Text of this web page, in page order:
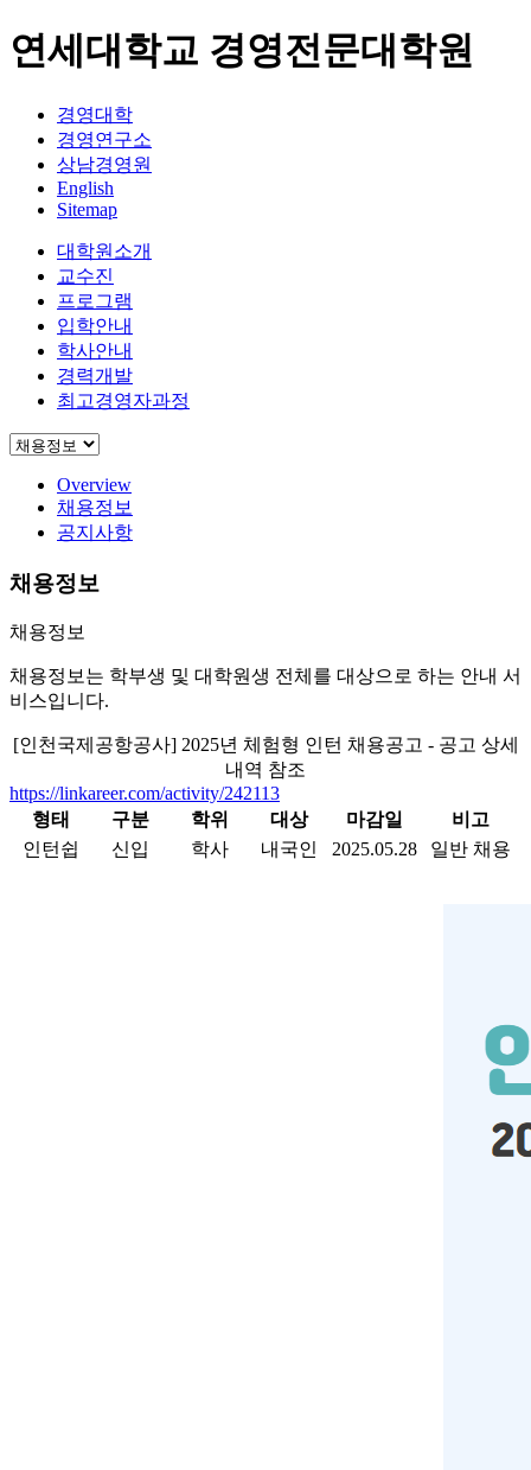
연세대학교 경영전문대학원
경영대학
경영연구소
상남경영원
English
Sitemap
대학원소개
교수진
프로그램
입학안내
학사안내
경력개발
최고경영자과정
Overview
채용정보
공지사항
채용정보
채용정보
채용정보는 학부생 및 대학원생 전체를 대상으로 하는 안내 서
비스입니다.
[인천국제공항공사] 2025년 체험형 인턴 채용공고 - 공고 상세
내역 참조
https://linkareer.com/activity/242113
형태
구분 학위 대상 마감일
비고
인턴쉽
신입 학사 내국인 2025.05.28 일반 채용